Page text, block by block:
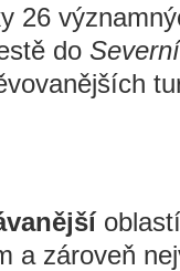
26
do
a zároveň